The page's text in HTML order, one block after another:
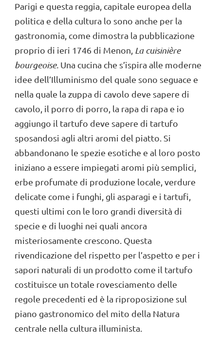
Parigi e questa reggia, capitale europea della
politica e della cultura lo sono anche per la
gastronomia, come dimostra la pubblicazione
proprio di ieri 1746 di Menon, La cuisinière
bourgeoise. Una cucina che s’ispira alle moderne
idee dell’Illuminismo del quale sono seguace e
nella quale la zuppa di cavolo deve sapere di
cavolo, il porro di porro, la rapa di rapa e io
aggiungo il tartufo deve sapere di tartufo
sposandosi agli altri aromi del piatto. Si
abbandonano le spezie esotiche e al loro posto
iniziano a essere impiegati aromi più semplici,
erbe profumate di produzione locale, verdure
delicate come i funghi, gli asparagi e i tartufi,
questi ultimi con le loro grandi diversità di
specie e di luoghi nei quali ancora
misteriosamente crescono. Questa
rivendicazione del rispetto per l’aspetto e per i
sapori naturali di un prodotto come il tartufo
costituisce un totale rovesciamento delle
regole precedenti ed è la riproposizione sul
piano gastronomico del mito della Natura
centrale nella cultura illuminista.